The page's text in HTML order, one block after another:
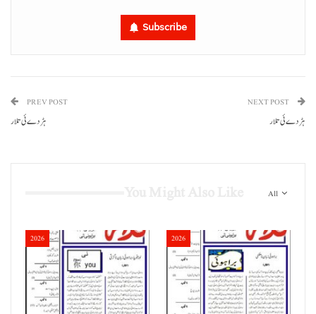
Subscribe
PREV POST NEXT POST
ہڑدے ئی تلار
All
2026 2026